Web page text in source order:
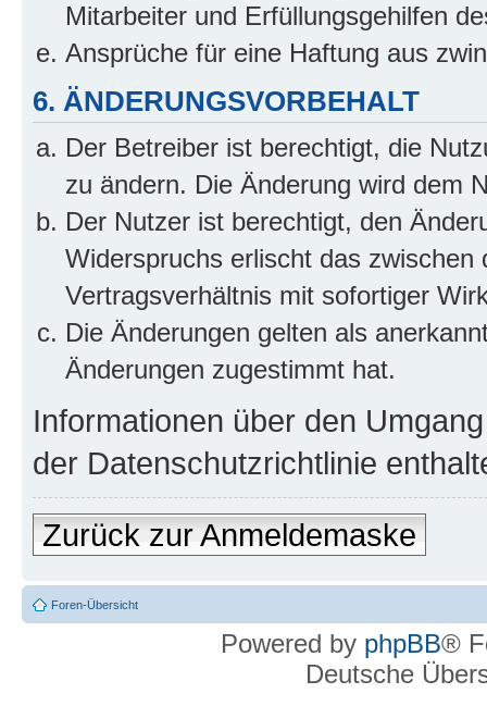
Mitarbeiter und Erfüllungsgehilfen
Ansprüche für eine Haftung aus
6. ÄNDERUNGSVORBEHALT
Der Betreiber ist berechtigt, die
zu ändern. Die Änderung wird dem
Der Nutzer ist berechtigt, den
Widerspruchs erlischt das
Vertragsverhältnis mit sofortiger
Die Änderungen gelten als
Änderungen zugestimmt hat.
Informationen über den
der Datenschutzrichtlinie
Zurück zur Anmeldemaske
Foren-Übersicht
Powered by phpBB®
Deutsche